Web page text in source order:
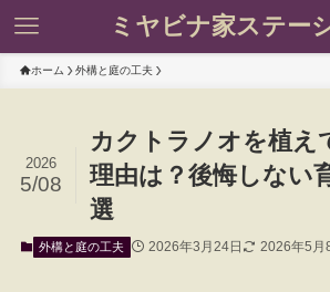
ミヤビナ家ステー
ホーム 外構と庭の工夫
カクトラノオを植え
理由は？後悔しない
選
2026
5/08
外構と庭の工夫 2026年3月24日 2026年5月